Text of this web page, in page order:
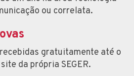
ou correlata.
gratuitamente até o
da própria SEGER.